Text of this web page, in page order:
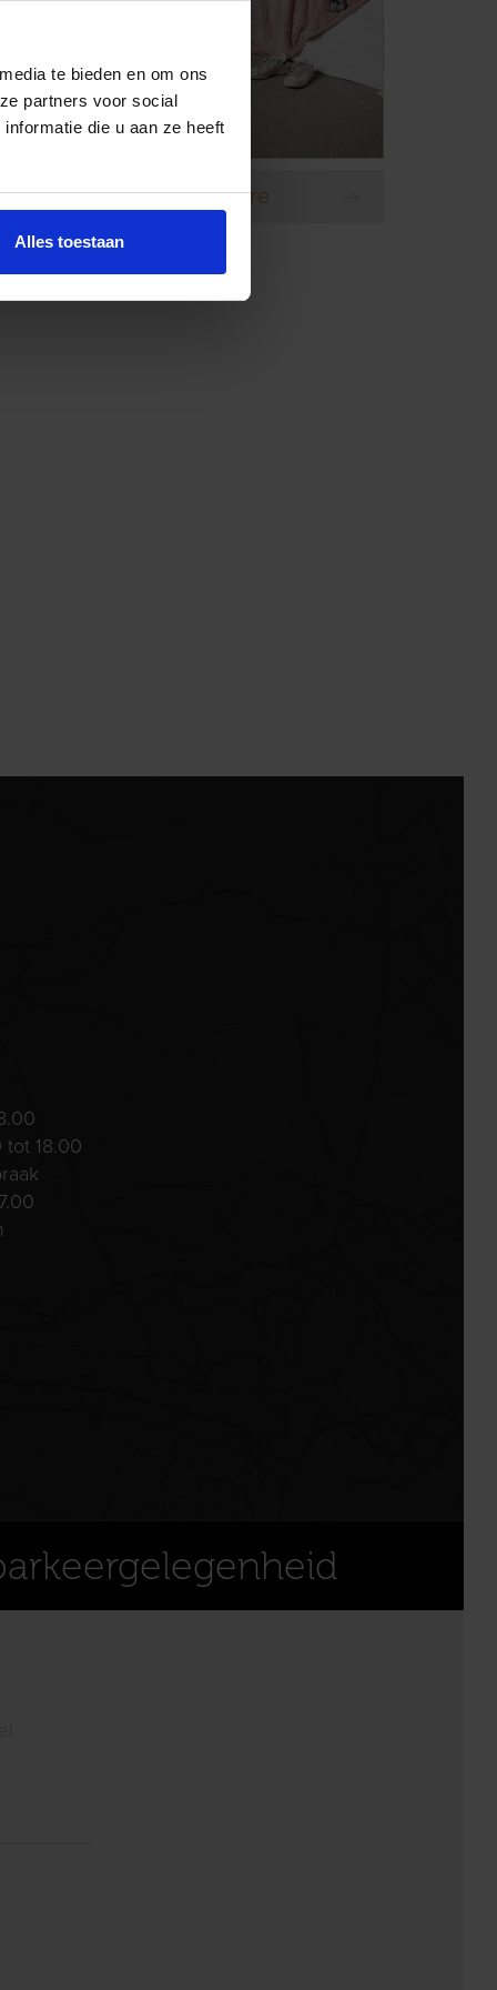
te bieden en om ons
partners voor social
die u aan ze heeft
Alles toestaan
Tapijt Desso Studio Nature
18.00